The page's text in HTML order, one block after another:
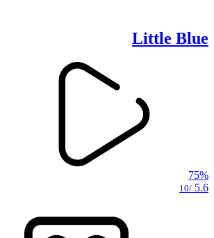
Little Blue
75%
5.6
/10